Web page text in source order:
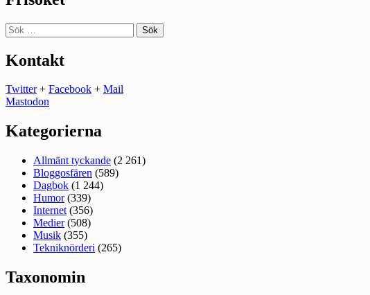
Sök
efter:
Kontakt
Twitter+ Facebook + Mail
Mastodon
Kategorierna
Allmänt tyckande (2 261)
Bloggosfären (589)
Dagbok (1 244)
Humor(339)
Internet (356)
Medier(508)
Musik (355)
Tekniknörderi (265)
Taxonomin